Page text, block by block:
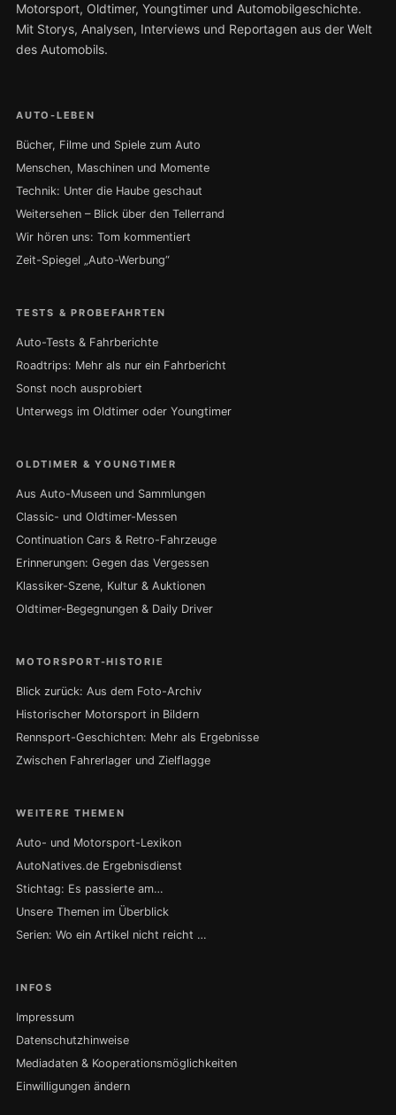
Motorsport, Oldtimer, Youngtimer und Automobilgeschichte.
Mit Storys, Analysen, Interviews und Reportagen aus der Welt
des Automobils.
AUTO-LEBEN
Bücher, Filme und Spiele zum Auto
Menschen, Maschinen und Momente
Technik: Unter die Haube geschaut
Weitersehen – Blick über den Tellerrand
Wir hören uns: Tom kommentiert
Zeit-Spiegel „Auto-Werbung“
TESTS & PROBEFAHRTEN
Auto-Tests & Fahrberichte
Roadtrips: Mehr als nur ein Fahrbericht
Sonst noch ausprobiert
Unterwegs im Oldtimer oder Youngtimer
OLDTIMER & YOUNGTIMER
Aus Auto-Museen und Sammlungen
Classic- und Oldtimer-Messen
Continuation Cars & Retro-Fahrzeuge
Erinnerungen: Gegen das Vergessen
Klassiker-Szene, Kultur & Auktionen
Oldtimer-Begegnungen & Daily Driver
MOTORSPORT-HISTORIE
Blick zurück: Aus dem Foto-Archiv
Historischer Motorsport in Bildern
Rennsport-Geschichten: Mehr als Ergebnisse
Zwischen Fahrerlager und Zielflagge
WEITERE THEMEN
Auto- und Motorsport-Lexikon
AutoNatives.de Ergebnisdienst
Stichtag: Es passierte am…
Unsere Themen im Überblick
Serien: Wo ein Artikel nicht reicht …
INFOS
Impressum
Datenschutzhinweise
Mediadaten & Kooperationsmöglichkeiten
Einwilligungen ändern